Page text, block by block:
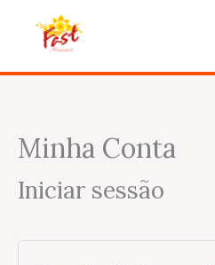
Minha Conta
Iniciar sessão
Obrigatório
Instagram